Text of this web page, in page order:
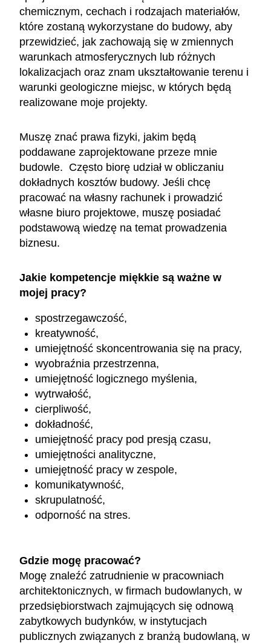
chemicznym, cechach i rodzajach materiałów,
które zostaną wykorzystane do budowy, aby
przewidzieć, jak zachowają się w zmiennych
warunkach atmosferycznych lub różnych
lokalizacjach oraz znam ukształtowanie terenu i
warunki geologiczne miejsc, w których będą
realizowane moje projekty.
Muszę znać prawa fizyki, jakim będą
poddawane zaprojektowane przeze mnie
budowle. Często biorę udział w obliczaniu
dokładnych kosztów budowy. Jeśli chcę
pracować na własny rachunek i prowadzić
własne biuro projektowe, muszę posiadać
podstawową wiedzę na temat prowadzenia
biznesu.
Jakie kompetencje miękkie są ważne w
mojej pracy?
spostrzegawczość,
kreatywność,
umiejętność skoncentrowania się na pracy,
wyobraźnia przestrzenna,
umiejętność logicznego myślenia,
wytrwałość,
cierpliwość,
dokładność,
umiejętność pracy pod presją czasu,
umiejętności analityczne,
umiejętność pracy w zespole,
komunikatywność,
skrupulatność,
odporność na stres.
Gdzie mogę pracować?
Mogę znaleźć zatrudnienie w pracowniach
architektonicznych, w firmach budowlanych, w
przedsiębiorstwach zajmujących się odnową
zabytkowych budynków, w instytucjach
publicznych związanych z branżą budowlaną, w